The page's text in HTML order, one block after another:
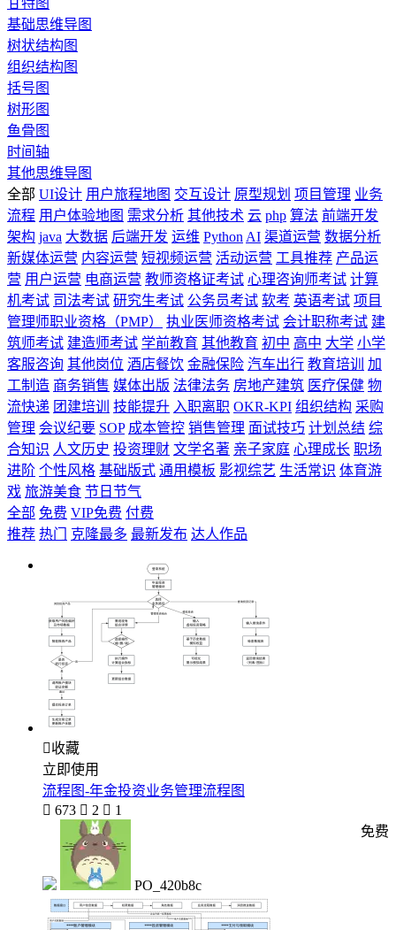
甘特图
基础思维导图
树状结构图
组织结构图
括号图
树形图
鱼骨图
时间轴
其他思维导图
全部 UI设计 用户旅程地图 交互设计 原型规划 项目管理 业务
流程 用户体验地图 需求分析 其他技术 云 php 算法 前端开发
架构 java 大数据 后端开发 运维 Python AI 渠道运营 数据分析
新媒体运营 内容运营 短视频运营 活动运营 工具推荐 产品运
营 用户运营 电商运营 教师资格证考试 心理咨询师考试 计算
机考试 司法考试 研究生考试 公务员考试 软考 英语考试 项目
管理师职业资格（PMP）
执业医师资格考试 会计职称考试 建
筑师考试 建造师考试 学前教育 其他教育 初中 高中 大学 小学
客服咨询 其他岗位 酒店餐饮 金融保险 汽车出行 教育培训
加
工制造 商务销售 媒体出版 法律法务 房地产建筑 医疗保健 物
流快递 团建培训 技能提升 入职离职 OKR-KPI 组织结构 采购
管理 会议纪要 SOP 成本管控 销售管理 面试技巧 计划总结 综
合知识 人文历史 投资理财 文学名著 亲子家庭 心理成长 职场
进阶 个性风格 基础版式 通用模板 影视综艺 生活常识 体育游
戏 旅游美食 节日节气
全部 免费 VIP免费 付费
推荐 热门 克隆最多 最新发布 达人作品
收藏
立即使用
流程图-年金投资业务管理流程图
 673  2  1
PO_420b8c
免费